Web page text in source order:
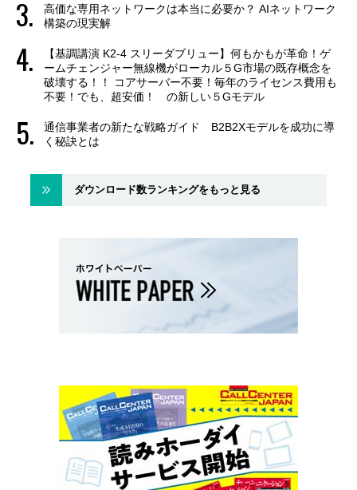
高価な専用ネットワークは本当に必要か？ AIネットワーク
構築の現実解
【基調講演 K2-4 スリーダブリュー】何もかもが革命！ゲ
ームチェンジャー無線機がローカル５G市場の既存概念を
破壊する！！ コアサーバー不要！毎年のライセンス費用も
不要！でも、超安価！ の新しい５Gモデル
通信事業者の新たな戦略ガイド B2B2Xモデルを成功に導
く秘訣とは
ダウンロード数ランキングをもっと見る